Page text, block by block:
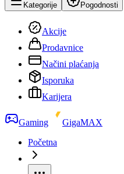
Kategorije Pogodnosti
Akcije
Prodavnice
Načini plaćanja
Isporuka
Karijera
Gaming
GigaMAX
Početna